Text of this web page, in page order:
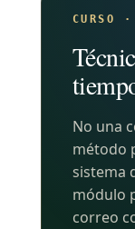
CURSO
No una
método
sistema
módulo
correo